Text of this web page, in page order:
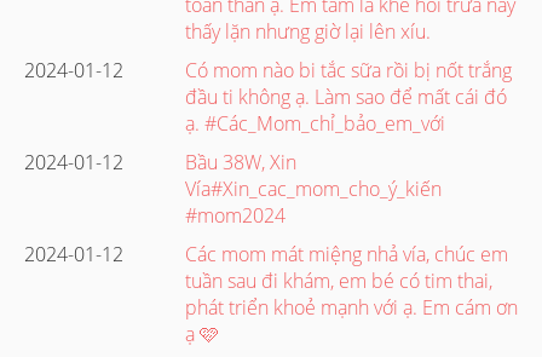
thấy lặn nhưng giờ lại lên xíu.
2024-01-12
Có mom nào bi tắc sữa rồi bị nốt trắng
đầu ti không ạ. Làm sao để mất cái đó
ạ. #Các_Mom_chỉ_bảo_em_với
2024-01-12
Bầu 38W, Xin
Vía#Xin_cac_mom_cho_ý_kiến
#mom2024
2024-01-12
Các mom mát miệng nhả vía, chúc em
tuần sau đi khám, em bé có tim thai,
phát triển khoẻ mạnh với ạ. Em cám ơn
ạ 🩷